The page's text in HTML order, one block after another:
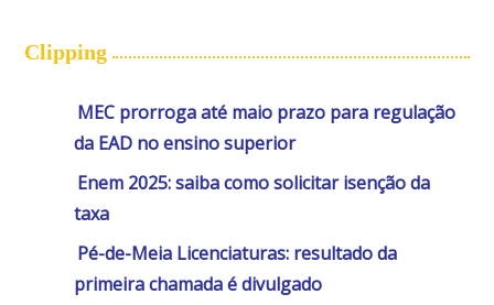
Clipping
MEC prorroga até maio prazo para regulação
da EAD no ensino superior
Enem 2025: saiba como solicitar isenção da
taxa
Pé-de-Meia Licenciaturas: resultado da
primeira chamada é divulgado